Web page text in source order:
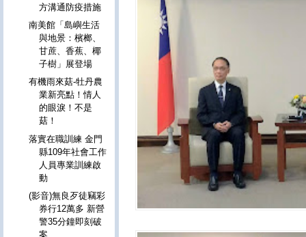
方溝通防疫措施
南美館「島嶼生活
與地景：檳榔、
甘蔗、香蕉、椰
子樹」展登場
有機雨來菇-牡丹農
業新亮點！情人
的眼淚！不是
菇！
落實在職訓練 金門
縣109年社會工作
人員專業訓練啟
動
(影音)無良歹徒竊彩
券行12萬多 新營
警35分鐘即刻破
案